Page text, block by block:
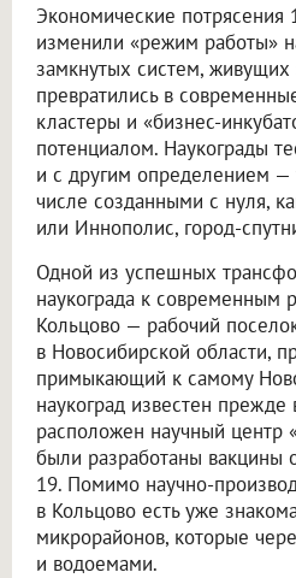
Экономические потрясения
изменили «режим работы»
замкнутых систем, живущих
превратились в
кластеры и «бизнес-
потенциалом. Наукограды
и с другим определением —
числе созданными с нуля,
или Иннополис, город-
Одной из успешных
наукограда к современным
Кольцово — рабочий
в Новосибирской области,
примыкающий к самому
наукоград известен прежде
расположен научный центр
были разработаны вакцины
19. Помимо научно-
в Кольцово есть уже
микрорайонов, которые
и водоемами.